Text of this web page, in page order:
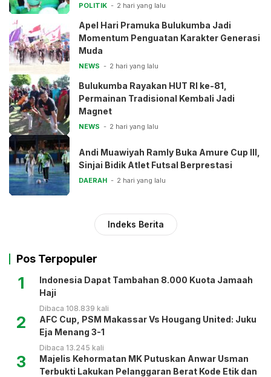
POLITIK 2 hari yang lalu
Apel Hari Pramuka Bulukumba Jadi
Momentum Penguatan Karakter Generasi
Muda
NEWS 2 hari yang lalu
Bulukumba Rayakan HUT RI ke-81,
Permainan Tradisional Kembali Jadi
Magnet
NEWS 2 hari yang lalu
Andi Muawiyah Ramly Buka Amure Cup III,
Sinjai Bidik Atlet Futsal Berprestasi
DAERAH 2 hari yang lalu
Indeks Berita
Pos Terpopuler
1
Indonesia Dapat Tambahan 8.000 Kuota Jamaah
Haji
Dibaca 108.839 kali
2
AFC Cup, PSM Makassar Vs Hougang United: Juku
Eja Menang 3-1
Dibaca 13.245 kali
3
Majelis Kehormatan MK Putuskan Anwar Usman
Terbukti Lakukan Pelanggaran Berat Kode Etik dan